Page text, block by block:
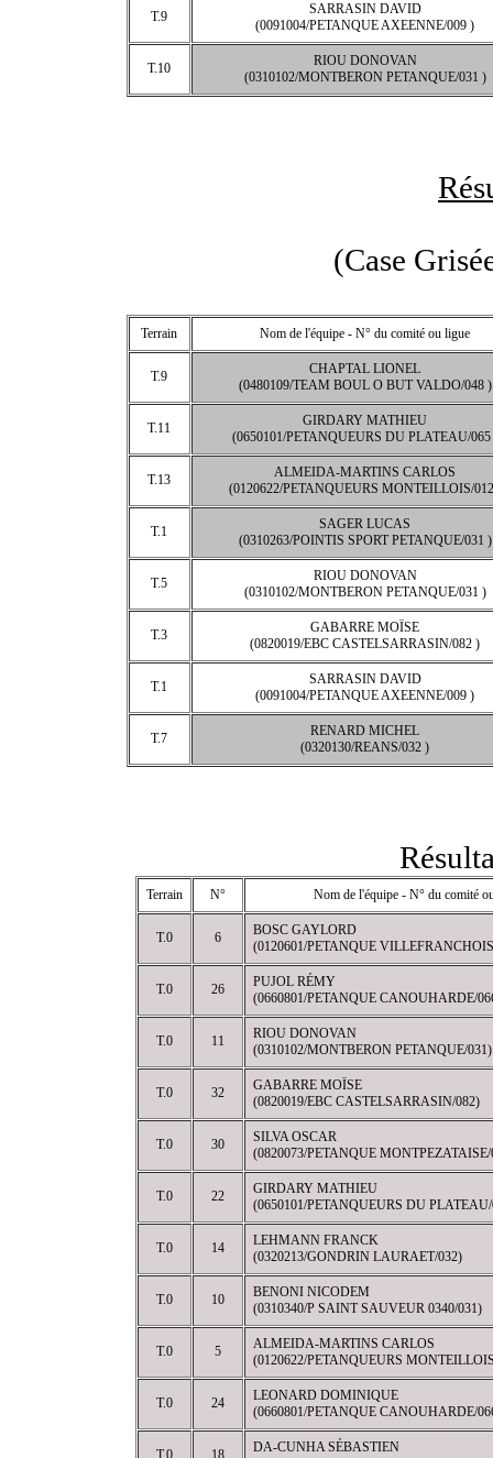
T.9
SARRASIN DAVID
(0091004/PETANQUE AXEENNE/009 )
T.10
RIOU DONOVAN
(0310102/MONTBERON PETANQUE/031 )
(Case
Terrain Nom de l'équipe - N° du comité ou ligue
T.9
CHAPTAL LIONEL
(0480109/TEAM BOUL O BUT VALDO/048 )
T.11
GIRDARY MATHIEU
(0650101/PETANQUEURS DU PLATEAU/065
T.13
ALMEIDA-MARTINS CARLOS
(0120622/PETANQUEURS MONTEILLOIS/
T.1
SAGER LUCAS
(0310263/POINTIS SPORT PETANQUE/031 )
T.5
RIOU DONOVAN
(0310102/MONTBERON PETANQUE/031 )
T.3
GABARRE MOÏSE
(0820019/EBC CASTELSARRASIN/082 )
T.1
SARRASIN DAVID
(0091004/PETANQUE AXEENNE/009 )
T.7
RENARD MICHEL
(0320130/REANS/032 )
Terrain N° Nom de l'équipe - N° du comité
T.0 6
BOSC GAYLORD
(0120601/PETANQUE
T.0 26
PUJOL RÉMY
(0660801/PETANQUE CANOUHARDE/
T.0 11
RIOU DONOVAN
(0310102/MONTBERON PETANQUE/031)
T.0 32
GABARRE MOÏSE
(0820019/EBC CASTELSARRASIN/082)
T.0 30
SILVA OSCAR
(0820073/PETANQUE MONTPEZATAISE/
T.0 22
GIRDARY MATHIEU
(0650101/PETANQUEURS DU
T.0 14
LEHMANN FRANCK
(0320213/GONDRIN LAURAET/032)
T.0 10
BENONI NICODEM
(0310340/P SAINT SAUVEUR 0340/031)
T.0 5
ALMEIDA-MARTINS CARLOS
(0120622/PETANQUEURS
T.0 24
LEONARD DOMINIQUE
(0660801/PETANQUE CANOUHARDE/
T.0 18
DA-CUNHA SÉBASTIEN